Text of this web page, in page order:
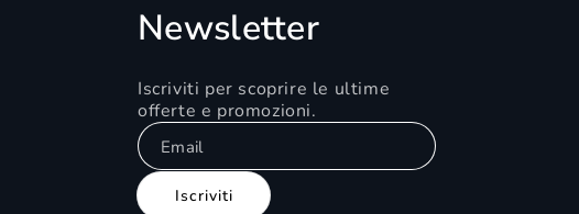
Newsletter
Iscriviti per scoprire le ultime
offerte e promozioni.
Email
Iscriviti